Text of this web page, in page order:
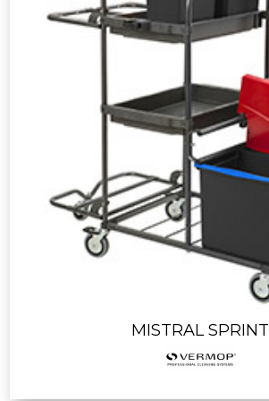
MISTRAL SPRINT